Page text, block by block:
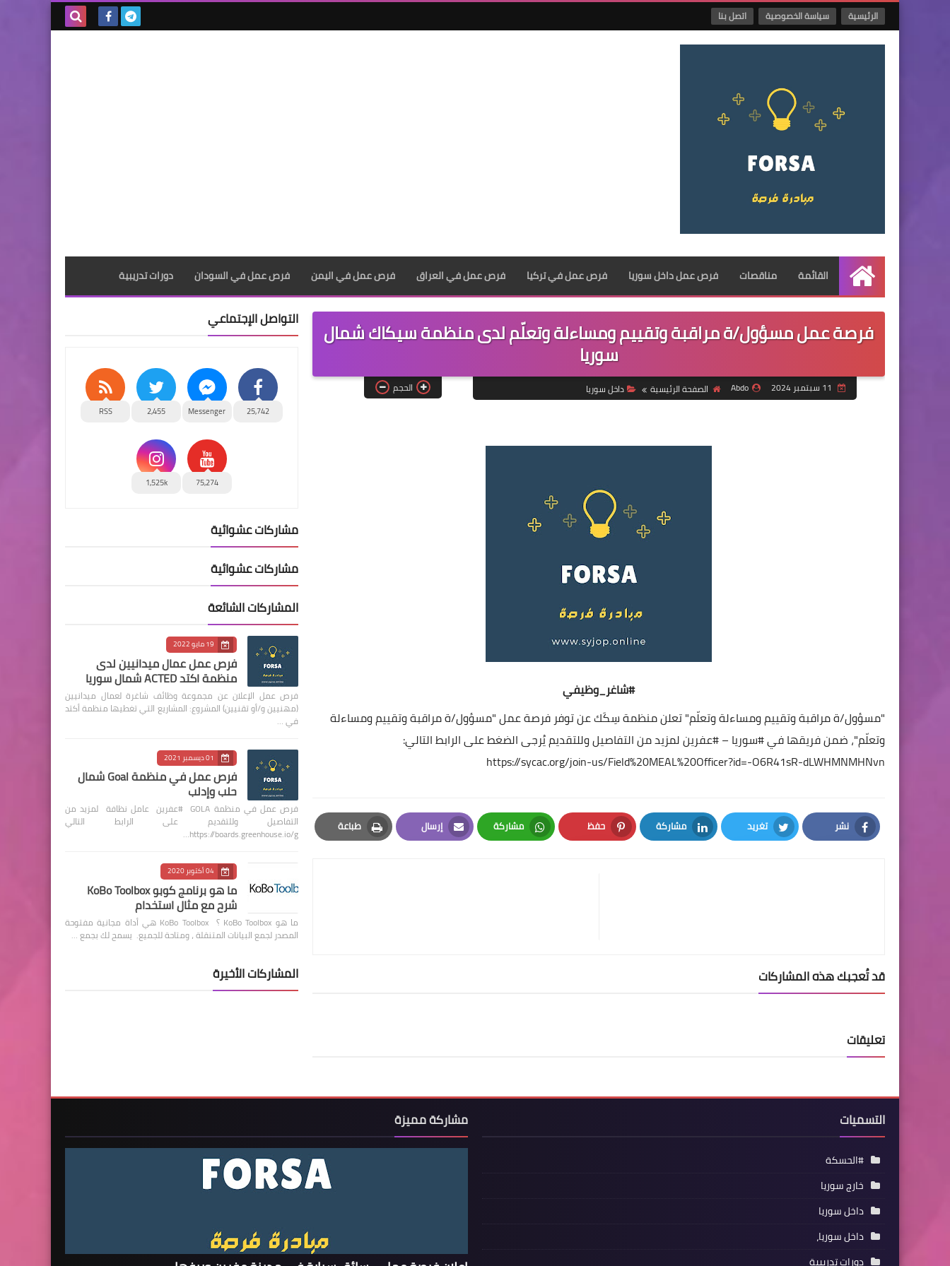
الرئيسية سياسة الخصوصية اتصل بنا
الرئيسية
القائمة مناقصات فرص عمل داخل سوريا فرص عمل في تركيا فرص عمل في العراق فرص عمل في اليمن فرص عمل في السودان دورات تدريبية
فرصة عمل مسؤول/ة مراقبة وتقييم ومساءلة وتعلّم لدى منظمة سيكاك شمال
سوريا
Abdo الصفحة الرئيسية داخل سوريا الحجم
#شاغر_وظيفي
"مسؤول/ة مراقبة وتقييم ومساءلة وتعلّم" تعلن منظمة سِكَك عن توفر فرصة عمل "مسؤول/ة مراقبة وتقييم ومساءلة
وتعلّم"، ضمن فريقها في#سوريا –#عفرينلمزيد من التفاصيل وللتقديم يُرجى الضغط على الرابط التالي:
https://sycac.org/join-us/Field%20MEAL%20Officer?id=-O6R41sR-dLWHMNMHNvn
نشر
Facebook
تغريد
Twitter
مشاركة
LinkedIn
حفظ
Pinterest
مشاركة
Whatsapp
إرسال
Email
طباعة
Print
قد تُعجبك هذه المشاركات
تعليقات
التواصل الإجتماعي
25,742
Messenger
2,455
RSS
75,274
1,525k
مشاركات عشوائية
مشاركات عشوائية
المشاركات الشائعة
19 مايو 2022
فرص عمل عمال ميدانيين لدى
منظمة اكتد ACTED شمال سوريا
فرص عمل الإعلان عن مجموعة وظائف شاغرة لعمال ميدانيين
(مهنيين و/أو تقنيين) المشروع: المشاريع التي تغطيها منظمة أكتد
في …
01 ديسمبر 2021
فرص عمل في منظمة Goal شمال
حلب وإدلب
فرص عمل في منظمة GOLA #عفرين عامل نظافة لمزيد من
التفاصيل وللتقديم على الرابط التالي
https://boards.greenhouse.io/g…
04 أكتوبر 2020
ما هو برنامج كوبو KoBo Toolbox
شرح مع مثال استخدام
ما هو KoBo Toolbox ؟ KoBo Toolbox هي أداة مجانية مفتوحة
المصدر لجمع البيانات المتنقلة ، ومتاحة للجميع. يسمح لك بجمع …
المشاركات الأخيرة
التسميات
#الحسكة
خارج سوريا
داخل سوريا
داخل سوريا،
دورات تدريبية
مشاركة مميزة